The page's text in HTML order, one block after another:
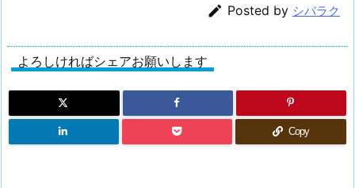
 Posted by シバラク
よろしければシェアお願いします
Copy